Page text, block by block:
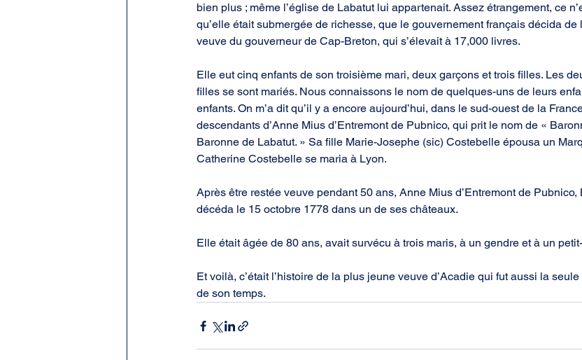
bien plus ; même l’église de Labatut lui appartenait. Assez étrangement, ce
qu’elle était submergée de richesse, que le gouvernement français décida
veuve du gouverneur de Cap-Breton, qui s’élevait à 17,000 livres.
Elle eut cinq enfants de son troisième mari, deux garçons et trois filles. Les
filles se sont mariés. Nous connaissons le nom de quelques-uns de leurs
enfants. On m’a dit qu’il y a encore aujourd’hui, dans le sud-ouest de la
descendants d’Anne Mius d’Entremont de Pubnico, qui prit le nom de «
Baronne de Labatut. » Sa fille Marie-Josephe (sic) Costebelle épousa un
Catherine Costebelle se maria à Lyon.
Après être restée veuve pendant 50 ans, Anne Mius d’Entremont de Pubnico,
décéda le 15 octobre 1778 dans un de ses châteaux.
Elle était âgée de 80 ans, avait survécu à trois maris, à un gendre et à un
Et voilà, c’était l’histoire de la plus jeune veuve d’Acadie qui fut aussi la
de son temps.